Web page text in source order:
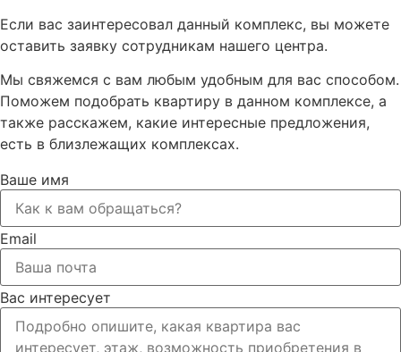
Если вас заинтересовал данный комплекс, вы можете
оставить заявку сотрудникам нашего центра.
Мы свяжемся с вам любым удобным для вас способом.
Поможем подобрать квартиру в данном комплексе, а
также расскажем, какие интересные предложения,
есть в близлежащих комплексах.
Ваше имя
Email
Вас интересует